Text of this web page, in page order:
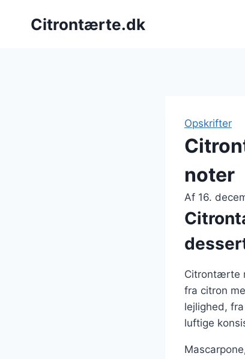
Citrontærte.dk
Opskrifter
noter
Af 16.
Citrontærte
fra citron
lejlighed,
luftige